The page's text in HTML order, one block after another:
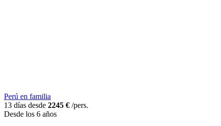
Perú en familia
13 días desde 2245 € /pers.
Desde los 6 años